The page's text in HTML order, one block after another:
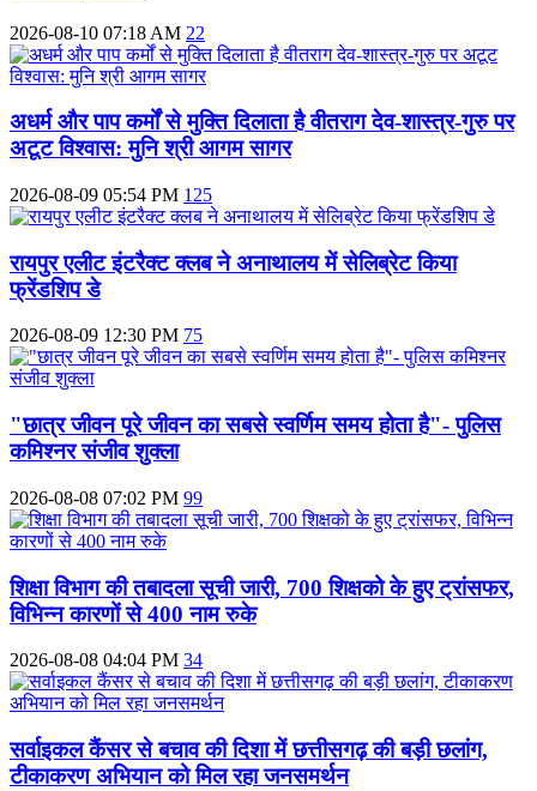
2026-08-10 07:18 AM 22
अधर्म और पाप कर्मों से मुक्ति दिलाता है वीतराग देव-शास्त्र-गुरु पर
अटूट विश्वास: मुनि श्री आगम सागर
2026-08-09 05:54 PM 125
रायपुर एलीट इंटरैक्ट क्लब ने अनाथालय में सेलिब्रेट किया
फ्रेंडशिप डे
2026-08-09 12:30 PM 75
"छात्र जीवन पूरे जीवन का सबसे स्वर्णिम समय होता है"- पुलिस
कमिश्नर संजीव शुक्ला
2026-08-08 07:02 PM 99
शिक्षा विभाग की तबादला सूची जारी, 700 शिक्षको के हुए ट्रांसफर,
विभिन्न कारणों से 400 नाम रुके
2026-08-08 04:04 PM 34
सर्वाइकल कैंसर से बचाव की दिशा में छत्तीसगढ़ की बड़ी छलांग,
टीकाकरण अभियान को मिल रहा जनसमर्थन